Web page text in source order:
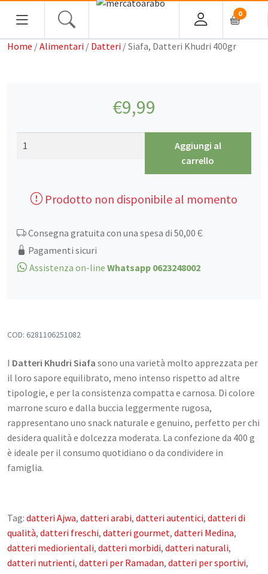
0
HOME
PROFUMI ARABI
MACELLERIA
INGROSSO
CHI SIAMO
Home /Alimentari / Datteri / Siafa, Datteri Khudri 400gr
€9,99
quantità
Aggiungi al
carrello
Prodotto non disponibile al momento
Consegna gratuita con una spesa di 50,00 Є
Pagamenti sicuri
Assistenza on-line Whatsapp 0623248002
COD: 6281106251082
I Datteri Khudri Siafa sono una varietà molto apprezzata per
il loro sapore equilibrato, meno intenso rispetto ad altre
tipologie, e per la consistenza compatta e carnosa. Di colore
marrone scuro e dalla buccia leggermente rugosa,
rappresentano uno snack naturale e genuino, perfetto per chi
desidera qualità e dolcezza moderata. La confezione da 400 g
è ideale per il consumo quotidiano o da condividere in
famiglia.
Tag: datteri Ajwa, datteri arabi, datteri autentici, datteri di
qualità, datteri freschi, datteri gourmet, datteri Medina,
datteri mediorientali, datteri morbidi, datteri naturali,
datteri nutrienti, datteri per Ramadan, datteri per sportivi,